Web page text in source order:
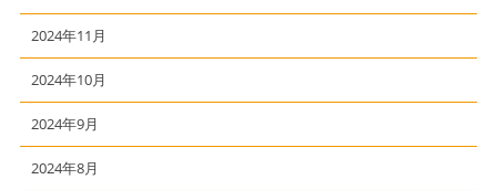
2024年11月
2024年10月
2024年9月
2024年8月